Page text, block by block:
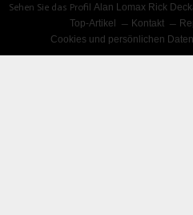
Sehen Sie das ProfilAlan Lomax Rick
Top-Artikel
Kontakt
Cookies und persönlichen Daten